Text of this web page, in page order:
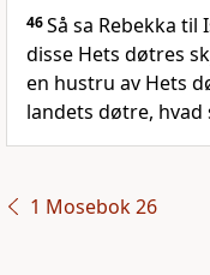
46Så sa Rebekka til
disse Hets døtres
en hustru av Hets
landets døtre, hvad
1 Mosebok 26